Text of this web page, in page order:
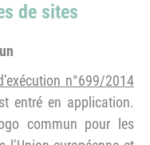
de sites
n°699/2014
entré en application.
commun pour les